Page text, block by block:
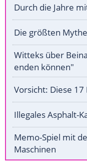
Durch die Jahre
Die größten
Witteks über
enden können"
Vorsicht: Diese 17
Illegales Asphalt-
Memo-Spiel mit
Maschinen